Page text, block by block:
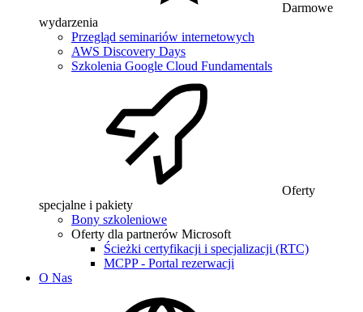
Darmowe
wydarzenia
Przegląd seminariów internetowych
AWS Discovery Days
Szkolenia Google Cloud Fundamentals
Oferty
specjalne i pakiety
Bony szkoleniowe
Oferty dla partnerów Microsoft
Ścieżki certyfikacji i specjalizacji (RTC)
MCPP - Portal rezerwacji
O Nas